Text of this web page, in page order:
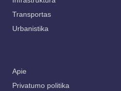
Transportas
Urbanistika
Apie
Privatumo politika